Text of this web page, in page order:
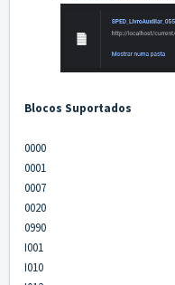
Blocos Suportados
0000
0001
0007
0020
0990
I001
I010